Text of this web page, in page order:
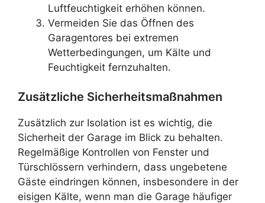
Luftfeuchtigkeit erhöhen können.
Vermeiden Sie das Öffnen des
Garagentores bei extremen
Wetterbedingungen, um Kälte und
Feuchtigkeit fernzuhalten.
Zusätzliche Sicherheitsmaßnahmen
Zusätzlich zur Isolation ist es wichtig, die
Sicherheit der Garage im Blick zu behalten.
Regelmäßige Kontrollen von Fenster und
Türschlössern verhindern, dass ungebetene
Gäste eindringen können, insbesondere in der
eisigen Kälte, wenn man die Garage häufiger